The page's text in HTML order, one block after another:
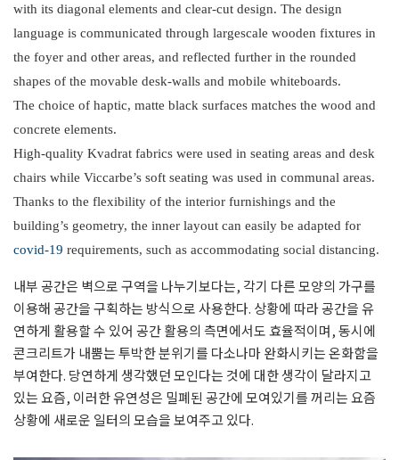
with its diagonal elements and clear-cut design. The design
language is communicated through largescale wooden fixtures in
the foyer and other areas, and reflected further in the rounded
shapes of the movable desk-walls and mobile whiteboards.
The choice of haptic, matte black surfaces matches the wood and
concrete elements.
High-quality Kvadrat fabrics were used in seating areas and desk
chairs while Viccarbe’s soft seating was used in communal areas.
Thanks to the flexibility of the interior furnishings and the
building’s geometry, the inner layout can easily be adapted for
covid-19 requirements, such as accommodating social distancing.
내부 공간은 벽으로 구역을 나누기보다는, 각기 다른 모양의 가구를
이용해 공간을 구획하는 방식으로 사용한다. 상황에 따라 공간을 유
연하게 활용할 수 있어 공간 활용의 측면에서도 효율적이며, 동시에
콘크리트가 내뿜는 투박한 분위기를 다소나마 완화시키는 온화함을
부여한다. 당연하게 생각했던 모인다는 것에 대한 생각이 달라지고
있는 요즘, 이러한 유연성은 밀폐된 공간에 모여있기를 꺼리는 요즘
상황에 새로운 일터의 모습을 보여주고 있다.